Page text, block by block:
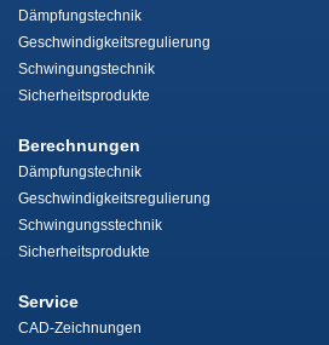
Dämpfungstechnik
Geschwindigkeitsregulierung
Schwingungstechnik
Sicherheitsprodukte
Berechnungen
Dämpfungstechnik
Geschwindigkeitsregulierung
Schwingungsstechnik
Sicherheitsprodukte
Service
CAD-Zeichnungen